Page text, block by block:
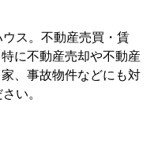
ス。不動産売買・賃
に不動産売却や不動産
、事故物件などにも対
い。